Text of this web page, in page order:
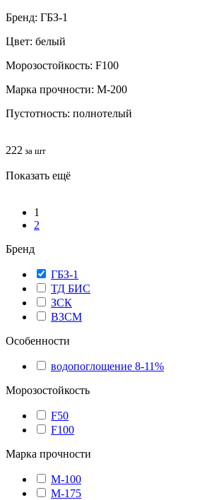
Бренд: ГБЗ-1
Цвет: белый
Морозостойкость: F100
Марка прочности: М-200
Пустотность: полнотелый
222 за шт
Показать ещё
1
2
Бренд
ГБЗ-1
ТД БИС
ЗСК
ВЗСМ
Особенности
водопоглощение 8-11%
Морозостойкость
F50
F100
Марка прочности
М-100
М-175